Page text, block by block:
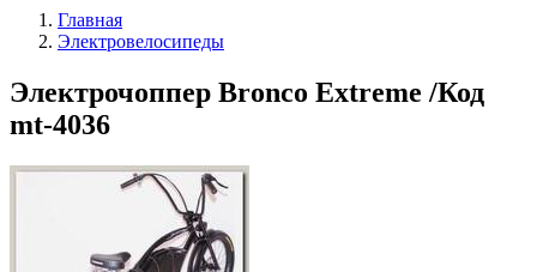
Главная
Электровелосипеды
Электрочоппер Bronco Extreme /Код
mt-4036